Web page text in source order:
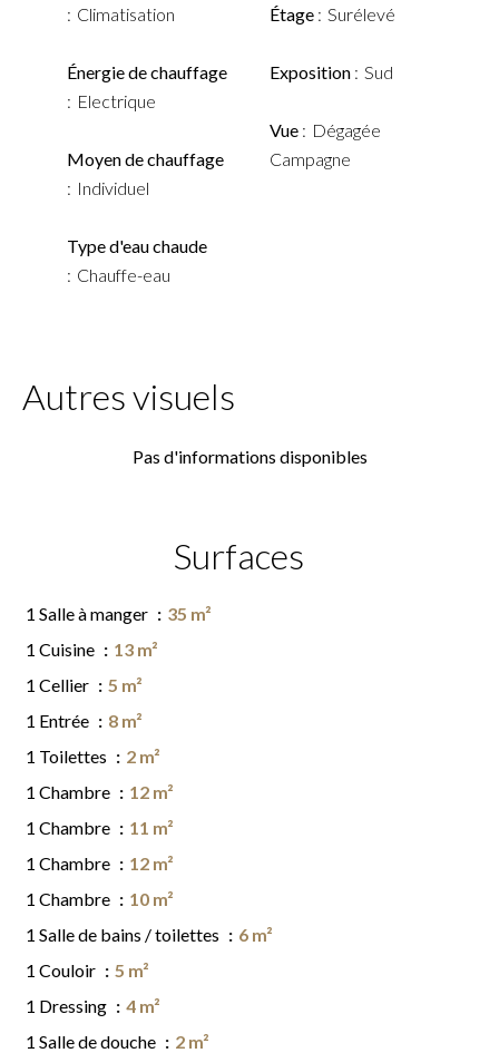
Climatisation
Énergie de chauffage
Electrique
Moyen de chauffage
Individuel
Type d'eau chaude
Chauffe-eau
Étage Surélevé
Exposition Sud
Vue
Dégagée
Campagne
Autres visuels
Pas d'informations disponibles
Surfaces
1 Salle à manger
35 m²
1 Cuisine
13 m²
1 Cellier
5 m²
1 Entrée
8 m²
1 Toilettes
2 m²
1 Chambre
12 m²
1 Chambre
11 m²
1 Chambre
12 m²
1 Chambre
10 m²
1 Salle de bains / toilettes
6 m²
1 Couloir
5 m²
1 Dressing
4 m²
1 Salle de douche
2 m²